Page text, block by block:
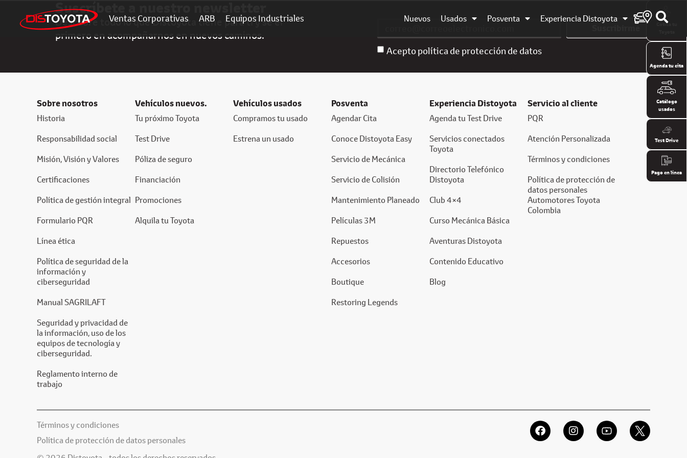
Ventas Corporativas ARB Equipos Industriales Nuevos Usados Posventa Experiencia Distoyota
Suscríbete a nuestro newsletter
Descubre todo lo que Distoyota tiene para ti y sé el
primero en acompañarnos en nuevos caminos.
Acepto política de protección de datos
Suscribirme
Sobre nosotros
Historia
Responsabilidad social
Misión, Visión y Valores
Certificaciones
Política de gestión integral
Formulario PQR
Línea ética
Política de seguridad de la
información y
ciberseguridad
Manual SAGRILAFT
Seguridad y privacidad de
la información, uso de los
equipos de tecnología y
ciberseguridad.
Reglamento interno de
trabajo
Vehículos nuevos.
Tu próximo Toyota
Test Drive
Póliza de seguro
Financiación
Promociones
Alquila tu Toyota
Vehículos usados
Compramos tu usado
Estrena un usado
Posventa
Agendar Cita
Conoce Distoyota Easy
Servicio de Mecánica
Servicio de Colisión
Mantenimiento Planeado
Películas 3M
Repuestos
Accesorios
Boutique
Restoring Legends
Experiencia Distoyota
Agenda tu Test Drive
Servicios conectados
Toyota
Directorio Telefónico
Distoyota
Club 4×4
Curso Mecánica Básica
Aventuras Distoyota
Contenido Educativo
Blog
Servicio al cliente
PQR
Atención Personalizada
Términos y condiciones
Política de protección de
datos personales
Automotores Toyota
Colombia
Términos y condiciones
Política de protección de datos personales
Cotiza tu
Agenda tu cita
Catálogo
usados
Test Drive
Pago en línea